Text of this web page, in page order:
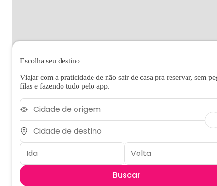
Escolha seu destino
Viajar com a praticidade de não sair de casa pra reservar, sem
filas e fazendo tudo pelo app.
Buscar